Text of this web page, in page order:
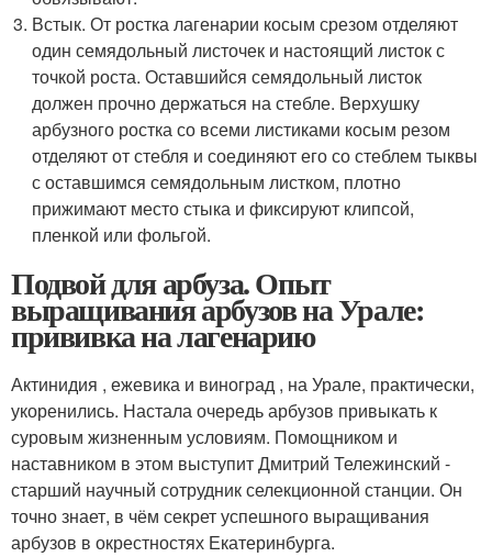
Встык. От ростка лагенарии косым срезом отделяют
один семядольный листочек и настоящий листок с
точкой роста. Оставшийся семядольный листок
должен прочно держаться на стебле. Верхушку
арбузного ростка со всеми листиками косым резом
отделяют от стебля и соединяют его со стеблем тыквы
с оставшимся семядольным листком, плотно
прижимают место стыка и фиксируют клипсой,
пленкой или фольгой.
Подвой для арбуза. Опыт
выращивания арбузов на Урале:
прививка на лагенарию
Актинидия , ежевика и виноград , на Урале, практически,
укоренились. Настала очередь арбузов привыкать к
суровым жизненным условиям. Помощником и
наставником в этом выступит Дмитрий Тележинский -
старший научный сотрудник селекционной станции. Он
точно знает, в чём секрет успешного выращивания
арбузов в окрестностях Екатеринбурга.